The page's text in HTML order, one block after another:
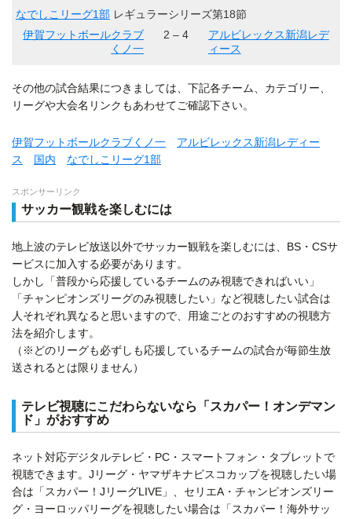
なでしこリーグ1部 レギュラーシリーズ第18節
伊賀フットボールクラブ
くノ一
2 – 4
アルビレックス新潟レデ
ィース
その他の試合結果につきましては、下記各チーム、カテゴリー、
リーグや大会名リンクもあわせてご確認下さい。
伊賀フットボールクラブくノ一
アルビレックス新潟レディー
ス
国内 なでしこリーグ1部
スポンサーリンク
サッカー観戦を楽しむには
地上波のテレビ放送以外でサッカー観戦を楽しむには、BS・CSサ
ービスに加入する必要があります。
しかし「普段から応援しているチームのみ視聴できればいい」
「チャンピオンズリーグのみ視聴したい」など視聴したい試合は
人それぞれ異なると思いますので、用途ごとのおすすめの視聴方
法を紹介します。
（※どのリーグも必ずしも応援しているチームの試合が毎節生放
送されるとは限りません）
テレビ視聴にこだわらないなら「スカパー！オンデマン
ド」がおすすめ
ネット対応デジタルテレビ・PC・スマートフォン・タブレットで
視聴できます。Jリーグ・ヤマザキナビスコカップを視聴したい場
合は「スカパー！JリーグLIVE」、セリエA・チャンピオンズリー
グ・ヨーロッパリーグを視聴したい場合は「スカパー！海外サッ